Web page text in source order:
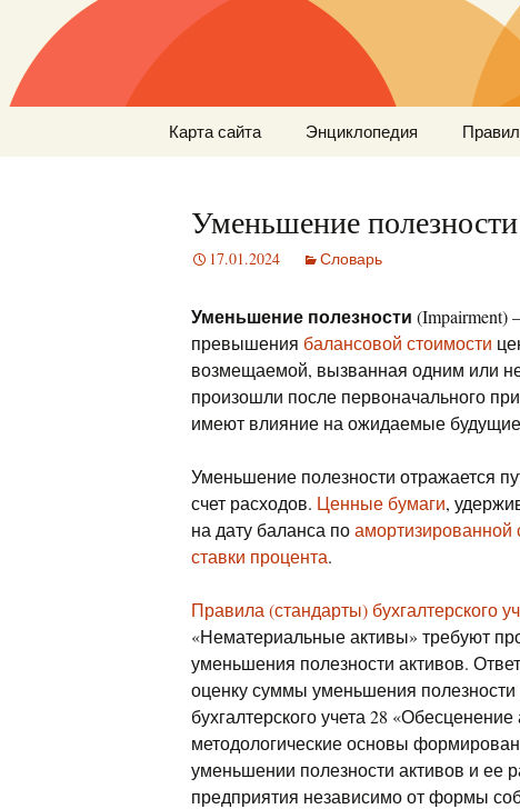
Карта сайта Энциклопедия
Уменьшение полезности
17.01.2024 Словарь
Уменьшение полезности
превышения балансовой стоимости
возмещаемой, вызванная одним или
произошли после первоначального
имеют влияние на ожидаемые
Уменьшение полезности отражается
счет расходов. Ценные бумаги,
на дату баланса поамортизированной
ставки процента.
Правила (стандарты) бухгалтерского
«Нематериальные активы» требуют
уменьшения полезности активов.
оценку суммы уменьшения
бухгалтерского учета 28
методологические основы
уменьшении полезности активов и ее
предприятия независимо от формы